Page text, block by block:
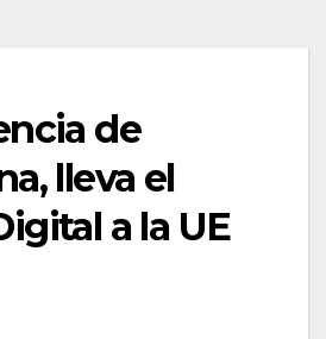
de
lleva el
a la UE